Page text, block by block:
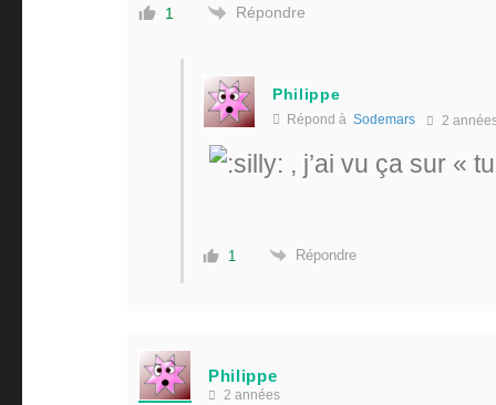
1 Répondre
Philippe
Répond à Sodemars 2
, j’ai vu ça sur «
1 Répondre
Philippe
2 années